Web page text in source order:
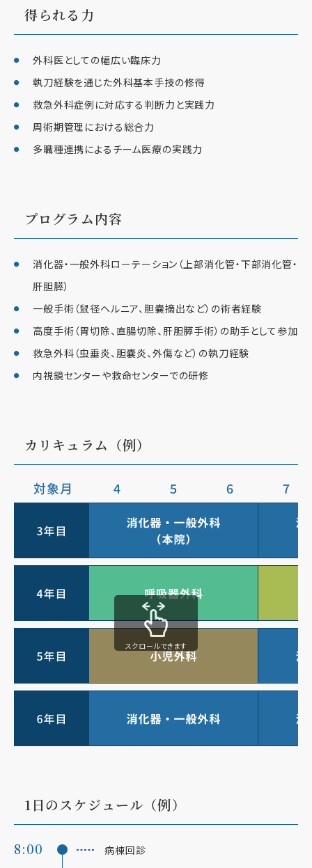
得られる力
外科医としての幅広い臨床力
執刀経験を通じた外科基本手技の修得
救急外科症例に対応する判断力と実践力
周術期管理における総合力
多職種連携によるチーム医療の実践力
プログラム内容
消化器・一般外科ローテーション（上部消化管・下部消化管・
肝胆膵）
一般手術（鼠径ヘルニア、胆嚢摘出など）の術者経験
高度手術（胃切除、直腸切除、肝胆膵手術）の助手として参加
救急外科（虫垂炎、胆嚢炎、外傷など）の執刀経験
内視鏡センターや救命センターでの研修
カリキュラム（例）
スクロールできます
1日のスケジュール（例）
8:00 病棟回診